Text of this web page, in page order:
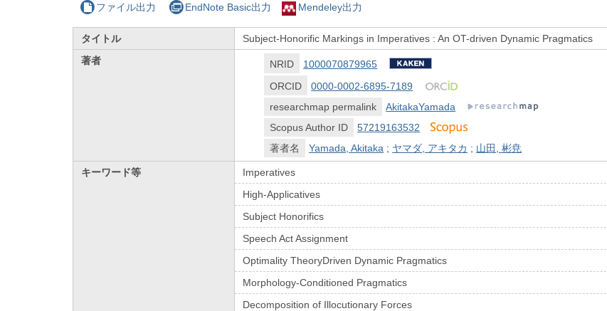
ファイル出力 EndNote Basic出力 Mendeley出力
タイトル
Subject-Honorific Markings in Imperatives : An OT-driven Dynamic Pragmatics
著者
NRID
1000070879965
ORCID
0000-0002-6895-7189
researchmap permalink
AkitakaYamada
Scopus Author ID
57219163532
著者名
Yamada, Akitaka ; ヤマダ, アキタカ ; 山田, 彬尭
キーワード等
Imperatives
High-Applicatives
Subject Honorifics
Speech Act Assignment
Optimality TheoryDriven Dynamic Pragmatics
Morphology-Conditioned Pragmatics
Decomposition of Illocutionary Forces